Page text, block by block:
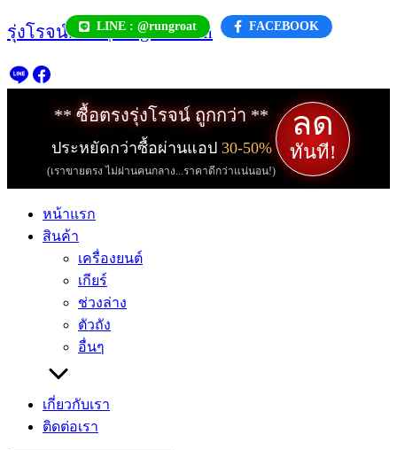
Skip
to
LINE : @rungroat FACEBOOK
รุ่งโรจน์.com | rungroat.com
** ซื้อตรงรุ่งโรจน์ ถูกกว่า **
ประหยัดกว่าซื้อผ่านแอป 30-50%
(เราขายตรง ไม่ผ่านคนกลาง...ราคาดีกว่าแน่นอน!)
ลด
ทันที!
หน้าแรก
สินค้า
เครื่องยนต์
เกียร์
ช่วงล่าง
ตัวถัง
อื่นๆ
เกี่ยวกับเรา
ติดต่อเรา